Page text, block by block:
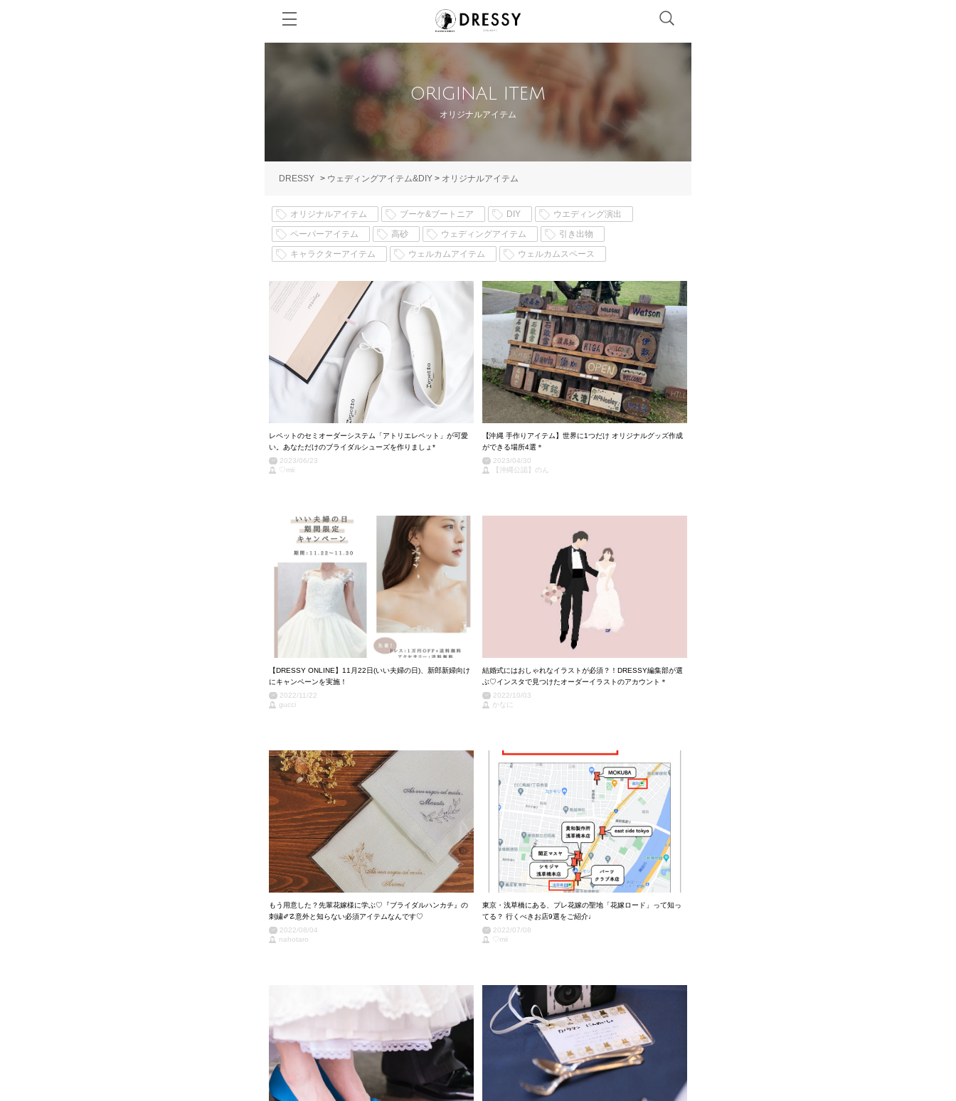
ORIGINAL ITEM
オリジナルアイテム
DRESSY > ウェディングアイテム&DIY > オリジナルアイテム
オリジナルアイテム ブーケ&ブートニア DIY
ウエディング演出
ペーパーアイテム
高砂 ウェディングアイテム
引き出物
キャラクターアイテム
ウェルカムアイテム ウェルカムスペース
レペットのセミオーダーシステム「アトリエレペット」が可愛
い。あなただけのブライダルシューズを作りましょ*
2023/06/23
♡mii
【沖縄 手作りアイテム】世界に1つだけ オリジナルグッズ作成
ができる場所4選＊
2023/04/30
【沖縄公認】のん
【DRESSY ONLINE】11月22日(いい夫婦の日)、新郎新婦向け
にキャンペーンを実施！
2022/11/22
gucci
結婚式にはおしゃれなイラストが必須？！DRESSY編集部が選
ぶ♡インスタで見つけたオーダーイラストのアカウント＊
2022/10/03
かなに
もう用意した？先輩花嫁様に学ぶ♡『ブライダルハンカチ』の
刺繍✐☡意外と知らない必須アイテムなんです♡
2022/08/04
nahotaro
東京・浅草橋にある、プレ花嫁の聖地「花嫁ロード」って知っ
てる？ 行くべきお店9選をご紹介♩
2022/07/08
♡mii